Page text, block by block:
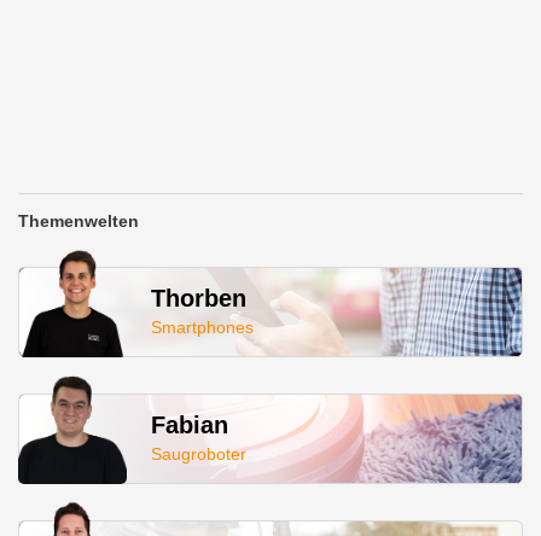
Themenwelten
Thorben
Smartphones
Fabian
Saugroboter